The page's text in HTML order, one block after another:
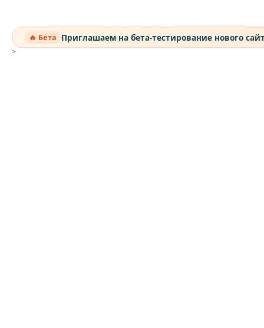
🔥 Бета Приглашаем на бета-тестирование нового
>